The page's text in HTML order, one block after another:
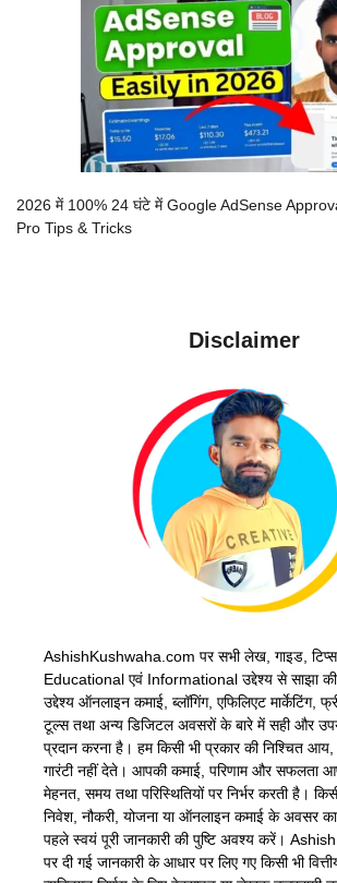
2026 में 100% 24 घंटे में Google AdSense
Pro Tips & Tricks
Disclaimer
AshishKushwaha.com पर सभी लेख, गाइड,
Educational एवं Informational उद्देश्य से साझा की
उद्देश्य ऑनलाइन कमाई, ब्लॉगिंग, एफिलिएट मार्केटिंग,
टूल्स तथा अन्य डिजिटल अवसरों के बारे में सही और
प्रदान करना है। हम किसी भी प्रकार की निश्चित
गारंटी नहीं देते। आपकी कमाई, परिणाम और सफलता
मेहनत, समय तथा परिस्थितियों पर निर्भर करती है।
निवेश, नौकरी, योजना या ऑनलाइन कमाई के अवसर
पहले स्वयं पूरी जानकारी की पुष्टि अवश्य करें।
पर दी गई जानकारी के आधार पर लिए गए किसी भी